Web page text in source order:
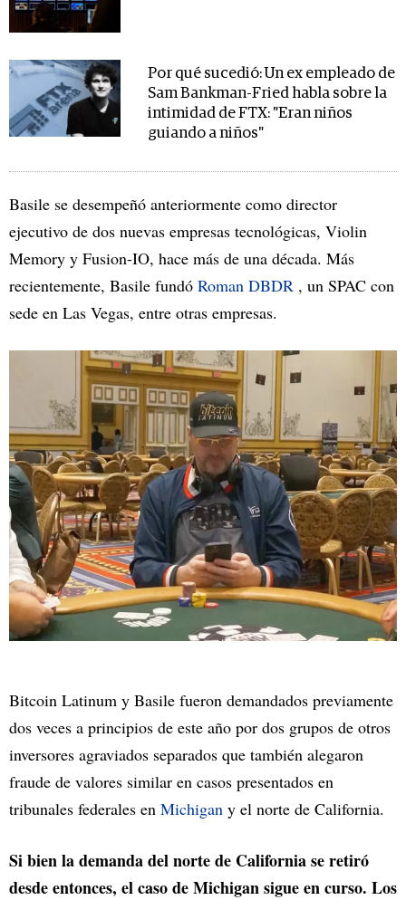
Por qué sucedió: Un ex empleado de
Sam Bankman-Fried habla sobre la
intimidad de FTX: "Eran niños
guiando a niños"
Basile se desempeñó anteriormente como director
ejecutivo de dos nuevas empresas tecnológicas, Violin
Memory y Fusion-IO, hace más de una década. Más
recientemente, Basile fundó Roman DBDR , un SPAC con
sede en Las Vegas, entre otras empresas.
Bitcoin Latinum y Basile fueron demandados previamente
dos veces a principios de este año por dos grupos de otros
inversores agraviados separados que también alegaron
fraude de valores similar en casos presentados en
tribunales federales en Michigan y el norte de California.
Si bien la demanda del norte de California se retiró
desde entonces, el caso de Michigan sigue en curso. Los